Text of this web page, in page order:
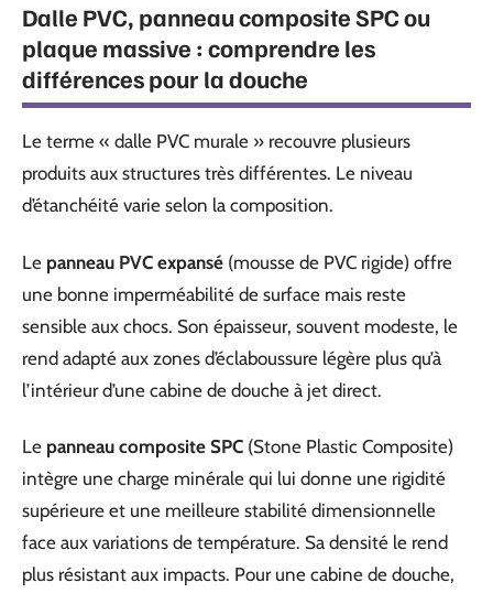
Dalle PVC, panneau composite SPC ou
plaque massive : comprendre les
différences pour la douche
Le terme « dalle PVC murale » recouvre plusieurs
produits aux structures très différentes. Le niveau
d’étanchéité varie selon la composition.
Le panneau PVC expansé (mousse de PVC rigide) offre
une bonne imperméabilité de surface mais reste
sensible aux chocs. Son épaisseur, souvent modeste, le
rend adapté aux zones d’éclaboussure légère plus qu’à
l’intérieur d’une cabine de douche à jet direct.
Le panneau composite SPC (Stone Plastic Composite)
intègre une charge minérale qui lui donne une rigidité
supérieure et une meilleure stabilité dimensionnelle
face aux variations de température. Sa densité le rend
plus résistant aux impacts. Pour une cabine de douche,